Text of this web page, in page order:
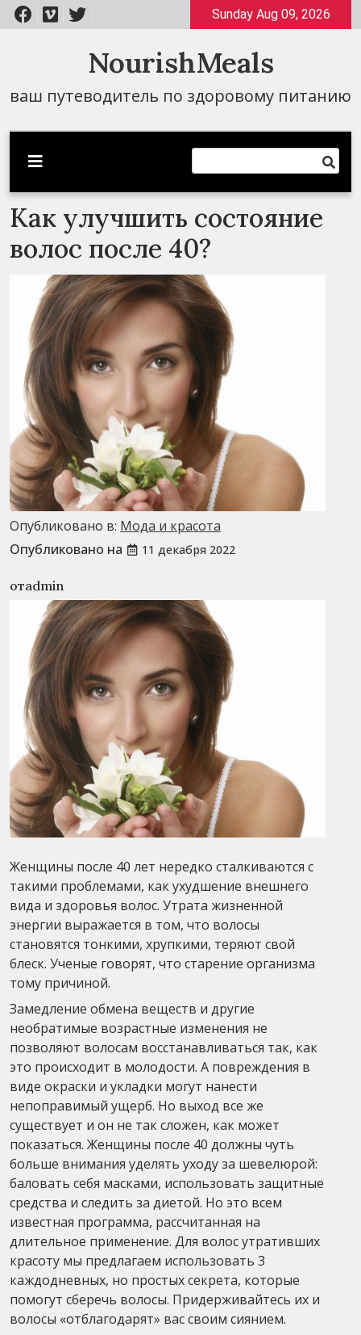
Перейти
к
Sunday Aug 09, 2026
NourishMeals
ваш путеводитель по здоровому питанию
Как улучшить состояние
волос после 40?
Опубликовано в: Мода и красота
Опубликовано на
11 декабря 2022
отadmin
Женщины после 40 лет нередко сталкиваются с
такими проблемами, как ухудшение внешнего
вида и здоровья волос. Утрата жизненной
энергии выражается в том, что волосы
становятся тонкими, хрупкими, теряют свой
блеск. Ученые говорят, что старение организма
тому причиной.
Замедление обмена веществ и другие
необратимые возрастные изменения не
позволяют волосам восстанавливаться так, как
это происходит в молодости. А повреждения в
виде окраски и укладки могут нанести
непоправимый ущерб. Но выход все же
существует и он не так сложен, как может
показаться. Женщины после 40 должны чуть
больше внимания уделять уходу за шевелюрой:
баловать себя масками, использовать защитные
средства и следить за диетой. Но это всем
известная программа, рассчитанная на
длительное применение. Для волос утративших
красоту мы предлагаем использовать 3
каждодневных, но простых секрета, которые
помогут сберечь волосы. Придерживайтесь их и
волосы «отблагодарят» вас своим сиянием.